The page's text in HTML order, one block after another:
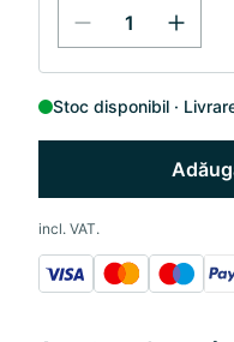
Stoc disponibil
incl. VAT.